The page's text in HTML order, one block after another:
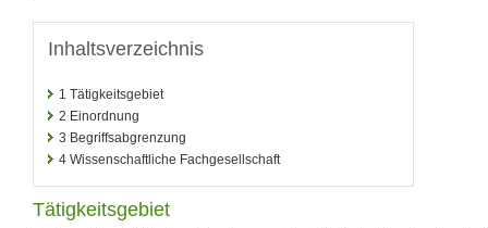
Inhaltsverzeichnis
1 Tätigkeitsgebiet
2 Einordnung
3 Begriffsabgrenzung
4 Wissenschaftliche Fachgesellschaft
Tätigkeitsgebiet